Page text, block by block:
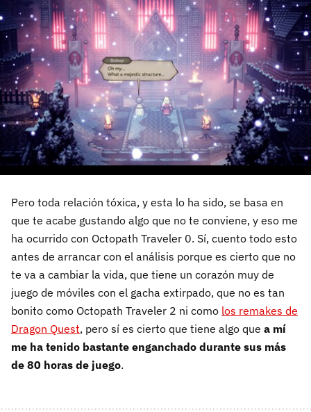
Pero toda relación tóxica, y esta lo ha sido, se basa en
que te acabe gustando algo que no te conviene, y eso me
ha ocurrido con Octopath Traveler 0. Sí, cuento todo esto
antes de arrancar con el análisis porque es cierto que no
te va a cambiar la vida, que tiene un corazón muy de
juego de móviles con el gacha extirpado, que no es tan
bonito como Octopath Traveler 2 ni como los remakes de
Dragon Quest, pero sí es cierto que tiene algo que a mí
me ha tenido bastante enganchado durante sus más
de 80 horas de juego.